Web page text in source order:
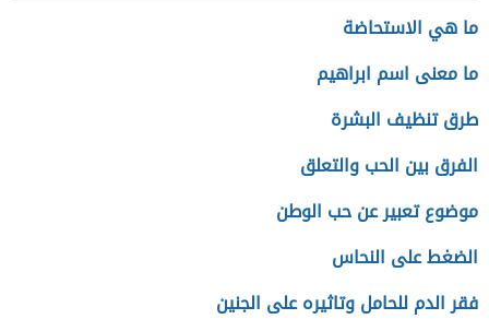
ما هي الاستحاضة
ما معنى اسم ابراهيم
طرق تنظيف البشرة
الفرق بين الحب والتعلق
موضوع تعبير عن حب الوطن
الضغط على النحاس
فقر الدم للحامل وتاثيره على الجنين